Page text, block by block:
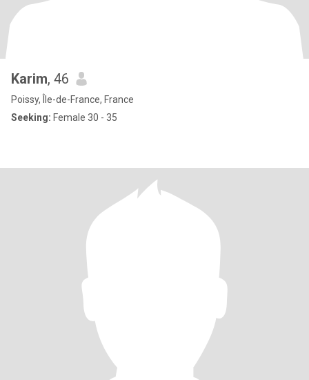
Karim, 46
Poissy, Île-de-France, France
Seeking: Female 30 - 35